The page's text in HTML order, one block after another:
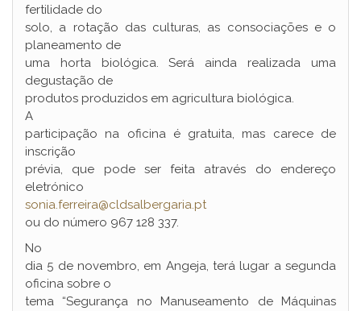
fertilidade do
solo, a rotação das culturas, as consociações e o
planeamento de
uma horta biológica. Será ainda realizada uma
degustação de
produtos produzidos em agricultura biológica.
A
participação na oficina é gratuita, mas carece de
inscrição
prévia, que pode ser feita através do endereço
eletrónico
sonia.ferreira@cldsalbergaria.pt
ou do número 967 128 337.
No
dia 5 de novembro, em Angeja, terá lugar a segunda
oficina sobre o
tema “Segurança no Manuseamento de Máquinas